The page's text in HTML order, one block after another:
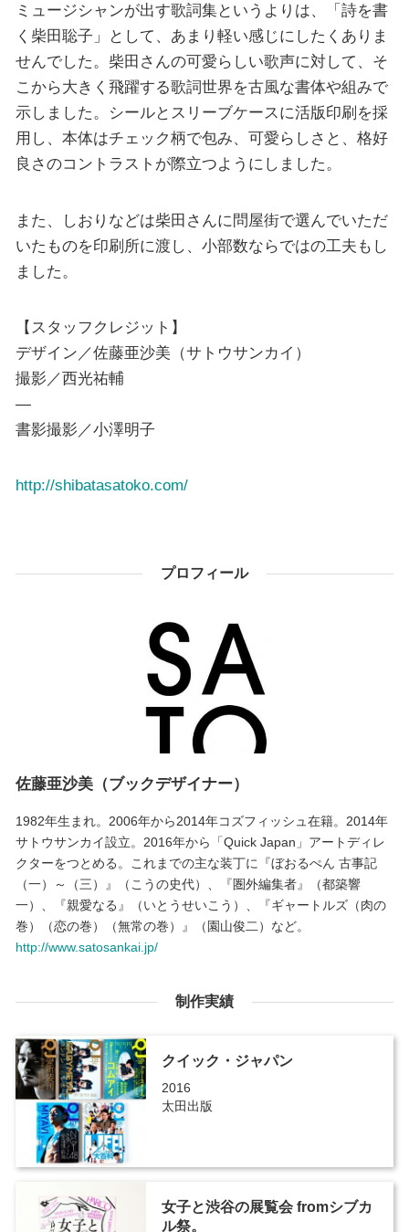
ミュージシャンが出す歌詞集というよりは、「詩を書
く柴田聡子」として、あまり軽い感じにしたくありま
せんでした。柴田さんの可愛らしい歌声に対して、そ
こから大きく飛躍する歌詞世界を古風な書体や組みで
示しました。シールとスリーブケースに活版印刷を採
用し、本体はチェック柄で包み、可愛らしさと、格好
良さのコントラストが際立つようにしました。
また、しおりなどは柴田さんに問屋街で選んでいただ
いたものを印刷所に渡し、小部数ならではの工夫もし
ました。
【スタッフクレジット】
デザイン／佐藤亜沙美（サトウサンカイ）
撮影／西光祐輔
—
書影撮影／小澤明子
http://shibatasatoko.com/
プロフィール
佐藤亜沙美（ブックデザイナー）
1982年生まれ。2006年から2014年コズフィッシュ在籍。2014年
サトウサンカイ設立。2016年から「Quick Japan」アートディレ
クターをつとめる。これまでの主な装丁に『ぼおるぺん 古事記
（一）～（三）』（こうの史代）、『圏外編集者』（都築響
一）、『親愛なる』（いとうせいこう）、『ギャートルズ（肉の
巻）（恋の巻）（無常の巻）』（園山俊二）など。
http://www.satosankai.jp/
制作実績
クイック・ジャパン
2016
太田出版
女子と渋谷の展覧会 fromシブカ
ル祭。